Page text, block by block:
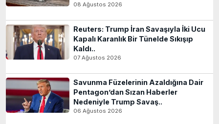
08 Ağustos 2026
Reuters: Trump İran Savaşıyla İki Ucu
Kapalı Karanlık Bir Tünelde Sıkışıp
Kaldı..
07 Ağustos 2026
Savunma Füzelerinin Azaldığına Dair
Pentagon’dan Sızan Haberler
Nedeniyle Trump Savaş..
06 Ağustos 2026